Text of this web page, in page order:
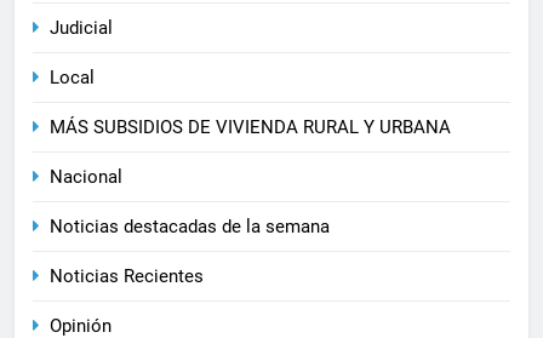
Judicial
Local
MÁS SUBSIDIOS DE VIVIENDA RURAL Y URBANA
Nacional
Noticias destacadas de la semana
Noticias Recientes
Opinión